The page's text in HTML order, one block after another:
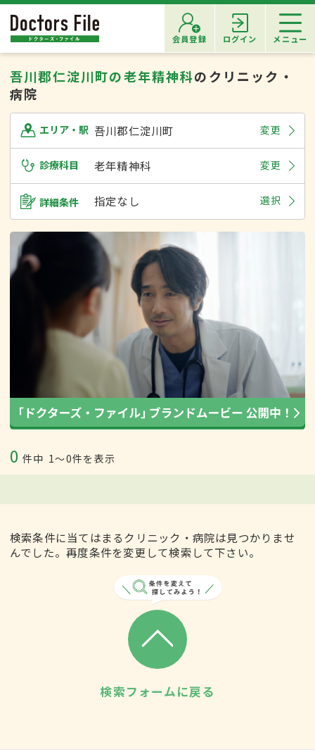
会員登録 ログイン メニュー
吾川郡仁淀川町の老年精神科のクリニック・
病院
エリア・駅 吾川郡仁淀川町 変更
診療科目 老年精神科 変更
詳細条件 指定なし 選択
0 件中 1〜0件を表示
検索条件に当てはまるクリニック・病院は見つかりませ
んでした。再度条件を変更して検索して下さい。
検索フォームに戻る